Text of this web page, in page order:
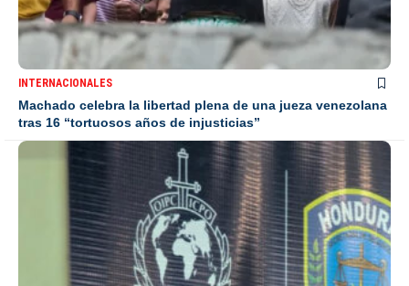
INTERNACIONALES
Machado celebra la libertad plena de una jueza venezolana
tras 16 “tortuosos años de injusticias”